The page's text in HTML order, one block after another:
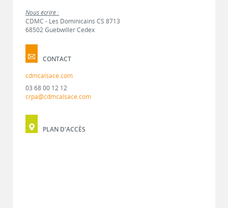
Nous écrire :
CDMC - Les Dominicains CS 8713
68502 Guebwiller Cedex
CONTACT
cdmcalsace.com
03 68 00 12 12
crpa@cdmcalsace.com
PLAN D'ACCÈS